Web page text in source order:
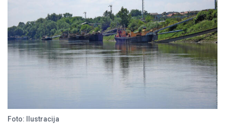
Foto: Ilustracija